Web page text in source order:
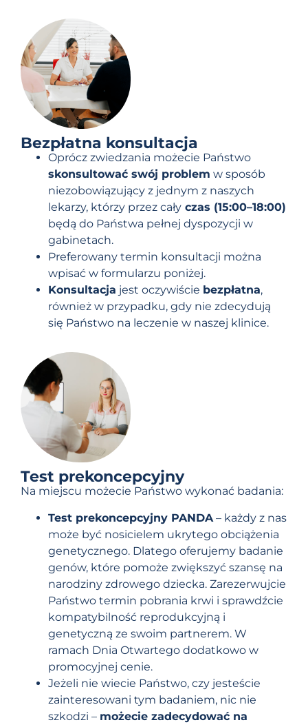
Bezpłatna konsultacja
Oprócz zwiedzania możecie Państwo
skonsultować swój problem w sposób
niezobowiązujący z jednym z naszych
lekarzy, którzy przez cały czas (15:00–18:00)
będą do Państwa pełnej dyspozycji w
gabinetach.
Preferowany termin konsultacji można
wpisać w formularzu poniżej.
Konsultacja jest oczywiście bezpłatna,
również w przypadku, gdy nie zdecydują
się Państwo na leczenie w naszej klinice.
Test prekoncepcyjny
Na miejscu możecie Państwo wykonać badania:
Test prekoncepcyjny PANDA – każdy z nas
może być nosicielem ukrytego obciążenia
genetycznego. Dlatego oferujemy badanie
genów, które pomoże zwiększyć szansę na
narodziny zdrowego dziecka. Zarezerwujcie
Państwo termin pobrania krwi i sprawdźcie
kompatybilność reprodukcyjną i
genetyczną ze swoim partnerem. W
ramach Dnia Otwartego dodatkowo w
promocyjnej cenie.
Jeżeli nie wiecie Państwo, czy jesteście
zainteresowani tym badaniem, nic nie
szkodzi – możecie zadecydować na